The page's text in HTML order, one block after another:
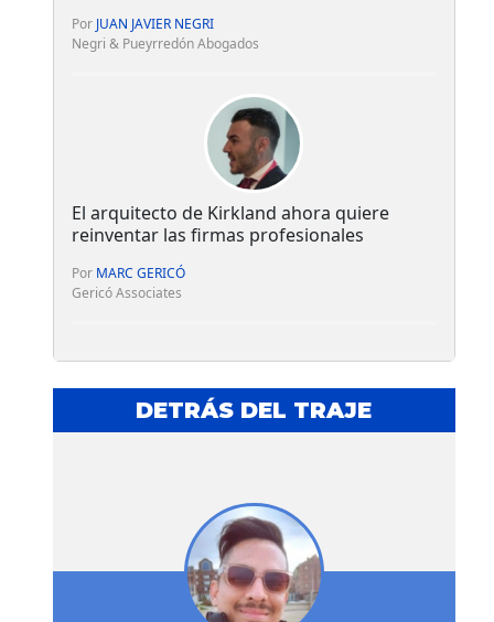
Por JUAN JAVIER NEGRI
Negri & Pueyrredón Abogados
El arquitecto de Kirkland ahora quiere
reinventar las firmas profesionales
Por MARC GERICÓ
Gericó Associates
DETRÁS DEL TRAJE